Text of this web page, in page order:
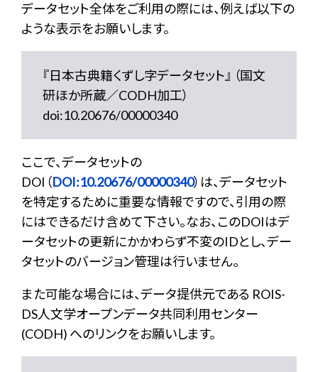
データセット全体をご利用の際には、例えば以下の
ような表示をお願いします。
『日本古典籍くずし字データセット』 （国文
研ほか所蔵／CODH加工）
doi:10.20676/00000340
ここで、データセットの
DOI（DOI:10.20676/00000340）は、データセット
を特定するために重要な情報ですので、引用の際
にはできるだけ含めて下さい。なお、このDOIはデ
ータセットの更新にかかわらず不変のIDとし、デー
タセットのバージョン管理は行いません。
また可能な場合には、データ提供元である ROIS-
DS人文学オープンデータ共同利用センター
(CODH) へのリンクをお願いします。